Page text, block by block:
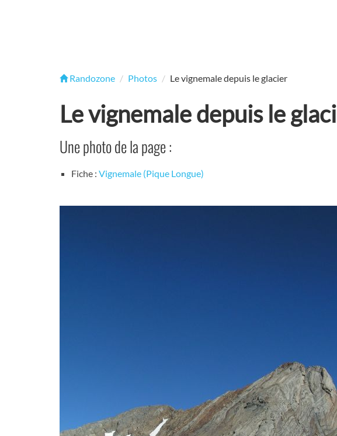
Randozone Photos Le vignemale depuis le glacier
Le vignemale depuis le
Une photo de la page :
Fiche : Vignemale (Pique Longue)